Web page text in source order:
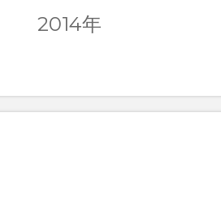
2014年